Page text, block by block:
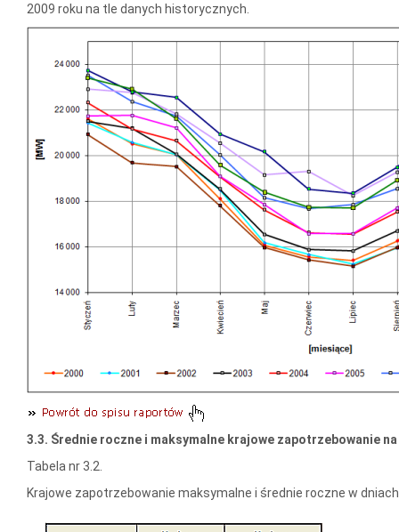
2009 roku na tle danych historycznych.
3.3. Średnie roczne i maksymalne krajowe zapotrzebowanie
Tabela nr 3.2.
Krajowe zapotrzebowanie maksymalne i średnie roczne w